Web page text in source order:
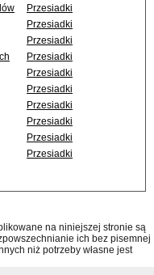
Przesiadki
Przesiadki
Przesiadki
Przesiadki
Przesiadki
Przesiadki
Przesiadki
Przesiadki
Przesiadki
Przesiadki
na niniejszej stronie są
ich bez pisemnej
niż potrzeby własne jest